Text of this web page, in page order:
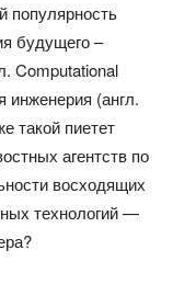
популярность
будущего –
Computational
инженерия (англ.
такой пиетет
агентств по
восходящих
технологий —